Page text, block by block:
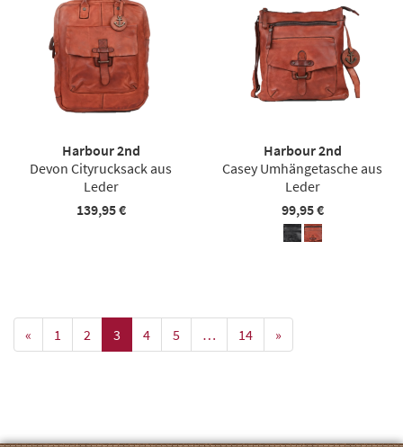
Harbour 2nd
Devon Cityrucksack aus
Leder
139,95 €
Harbour 2nd
Casey Umhängetasche aus
Leder
99,95 €
« 1 2 3 4 5 … 14 »